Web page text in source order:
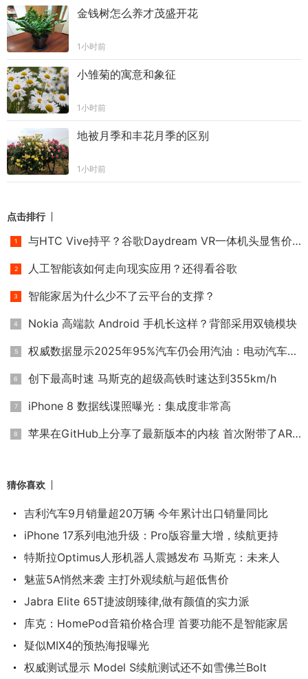
金钱树怎么养才茂盛开花
1小时前
小雏菊的寓意和象征
1小时前
地被月季和丰花月季的区别
1小时前
点击排行
与HTC Vive持平？谷歌Daydream VR一体机头显售价或高达6000元
人工智能该如何走向现实应用？还得看谷歌
智能家居为什么少不了云平台的支撑？
Nokia 高端款 Android 手机长这样？背部采用双镜模块
权威数据显示2025年95%汽车仍会用汽油：电动汽车靠边
创下最高时速 马斯克的超级高铁时速达到355km/h
iPhone 8 数据线谍照曝光：集成度非常高
苹果在GitHub上分享了最新版本的内核 首次附带了ARM版本
猜你喜欢
吉利汽车9月销量超20万辆 今年累计出口销量同比
iPhone 17系列电池升级：Pro版容量大增，续航更持
特斯拉Optimus人形机器人震撼发布 马斯克：未来人
魅蓝5A悄然来袭 主打外观续航与超低售价
Jabra Elite 65T捷波朗臻律,做有颜值的实力派
库克：HomePod音箱价格合理 首要功能不是智能家居
疑似MIX4的预热海报曝光
权威测试显示 Model S续航测试还不如雪佛兰Bolt